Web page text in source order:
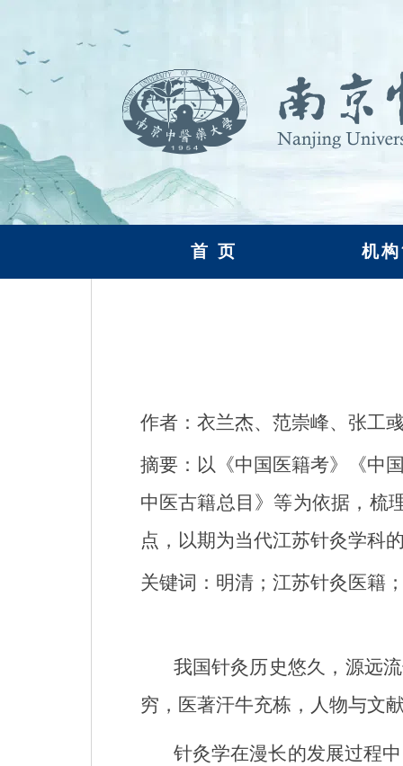
首 页 机
作者：衣兰杰、范崇峰、张工
摘要： 以《中国医籍考》《中
中医古籍总目》等为依据，梳
点，以期为当代江苏针灸学科
关键词 ： 明清；江苏针灸医籍
我国针灸历史悠久，源远
穷，医著汗牛充栋，人物与文
针灸学在漫长的发展过程